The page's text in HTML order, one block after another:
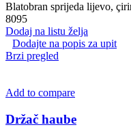
Blatobran sprijeda lijevo,
8095
Dodaj na listu želja
Dodajte na popis za upit
Brzi pregled
Add to compare
Držač haube